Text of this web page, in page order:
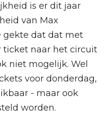
is er dit jaar
van Max
gekte dat dat met
ticket naar het circuit
niet mogelijk. Wel
voor donderdag,
- maar ook
worden.